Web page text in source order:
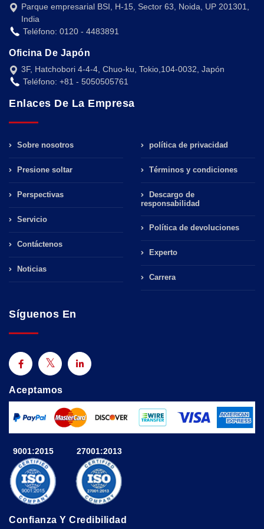
Parque empresarial BSI, H-15, Sector 63, Noida, UP 201301,
India
Teléfono: 0120 - 4483891
Oficina De Japón
3F, Hatchobori 4-4-4, Chuo-ku, Tokio,104-0032, Japón
Teléfono: +81 - 5050505761
Enlaces De La Empresa
Sobre nosotros
Presione soltar
Perspectivas
Servicio
Contáctenos
Noticias
política de privacidad
Términos y condiciones
Descargo de
responsabilidad
Política de devoluciones
Experto
Carrera
Síguenos En
Aceptamos
9001:2015 27001:2013
Confianza Y Credibilidad